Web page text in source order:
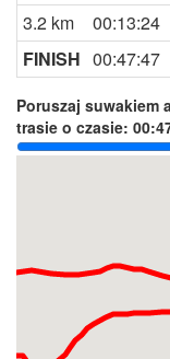
3.2 km 00:13:24
FINISH 00:47:47
Poruszaj suwakiem
trasie o czasie: